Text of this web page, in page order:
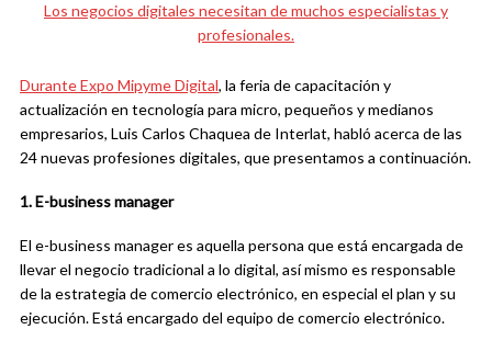
Los negocios digitales necesitan de muchos especialistas y
profesionales.
DuranteExpo Mipyme Digital, la feria de capacitación y
actualización en tecnología para micro, pequeños y medianos
empresarios, Luis Carlos Chaquea de Interlat, habló acerca de las
24 nuevas profesiones digitales, que presentamos a continuación.
1. E-business manager
El e-business manager es aquella persona que está encargada de
llevar el negocio tradicional a lo digital, así mismo es responsable
de la estrategia de comercio electrónico, en especial el plan y su
ejecución. Está encargado del equipo de comercio electrónico.